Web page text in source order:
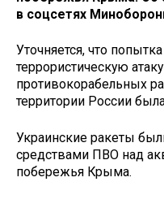
в соцсетях
Уточняется, что
террористическую
противокорабельных
территории России
Украинские ракеты
средствами ПВО над
побережья Крыма.